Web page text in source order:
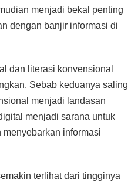
menjadi bekal penting
dengan banjir informasi di
dan literasi konvensional
Sebab keduanya saling
menjadi landasan
menjadi sarana untuk
informasi
terlihat dari tingginya